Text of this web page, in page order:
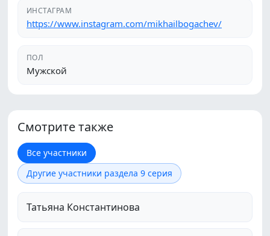
ИНСТАГРАМ
https://www.instagram.com/mikhailbogachev/
ПОЛ
Мужской
Смотрите также
Все участники
Другие участники раздела 9 серия
Татьяна Константинова